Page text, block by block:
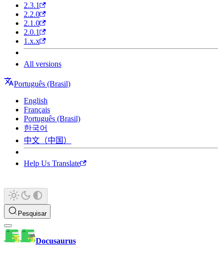
2.3.1
2.2.0
2.1.0
2.0.1
1.x.x
All versions
Português (Brasil)
English
Français
Português (Brasil)
한국어
中文（中国）
Help Us Translate
Pesquisar
Docusaurus